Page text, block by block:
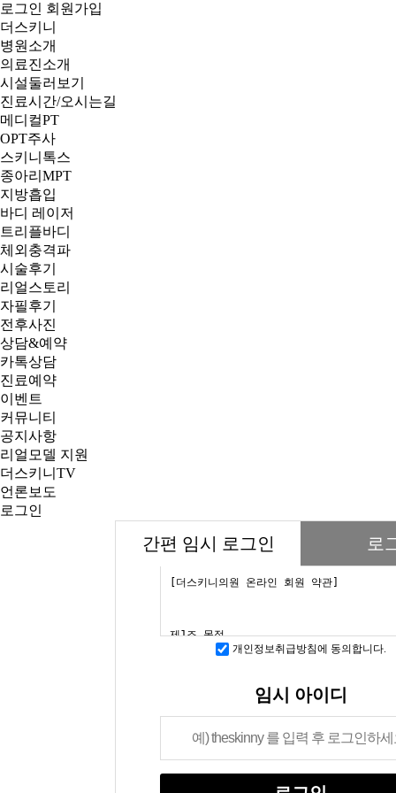
로그인 회원가입
더스키니
병원소개
의료진소개
시설둘러보기
진료시간/오시는길
메디컬PT
OPT주사
스키니톡스
종아리MPT
지방흡입
바디 레이저
트리플바디
체외충격파
시술후기
리얼스토리
자필후기
전후사진
상담&예약
카톡상담
진료예약
이벤트
커뮤니티
공지사항
리얼모델 지원
더스키니TV
언론보도
로그인
간편 임시 로그인 로
개인정보취급방침에 동의합니다.
임시 아이디